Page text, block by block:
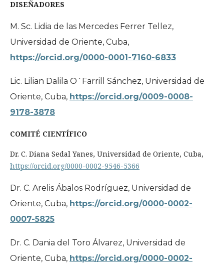
DISEÑADORES
M. Sc. Lidia de las Mercedes Ferrer Tellez,
Universidad de Oriente, Cuba,
https://orcid.org/0000-0001-7160-6833
Lic. Lilian Dalila O´Farrill Sánchez, Universidad de
Oriente, Cuba, https://orcid.org/0009-0008-
9178-3878
COMITÉ CIENTÍFICO
Dr. C. Diana Sedal Yanes, Universidad de Oriente, Cuba,
https://orcid.org/0000-0002-9546-5366
Dr. C. Arelis Ábalos Rodríguez, Universidad de
Oriente, Cuba, https://orcid.org/0000-0002-
0007-5825
Dr. C. Dania del Toro Álvarez, Universidad de
Oriente, Cuba, https://orcid.org/0000-0002-